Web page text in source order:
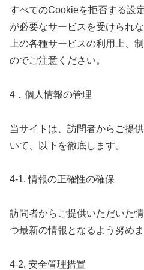
すべてのCookieを拒否する設
が必要なサービスを受けられ
上の各種サービスの利用上、
のでご注意ください。
4．個人情報の管理
当サイトは、訪問者からご提
いて、以下を徹底します。
4-1. 情報の正確性の確保
訪問者からご提供いただいた
つ最新の情報となるよう努めま
4-2. 安全管理措置